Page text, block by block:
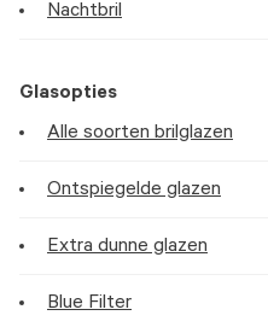
Nachtbril
Glasopties
Alle soorten brilglazen
Ontspiegelde glazen
Extra dunne glazen
Blue Filter